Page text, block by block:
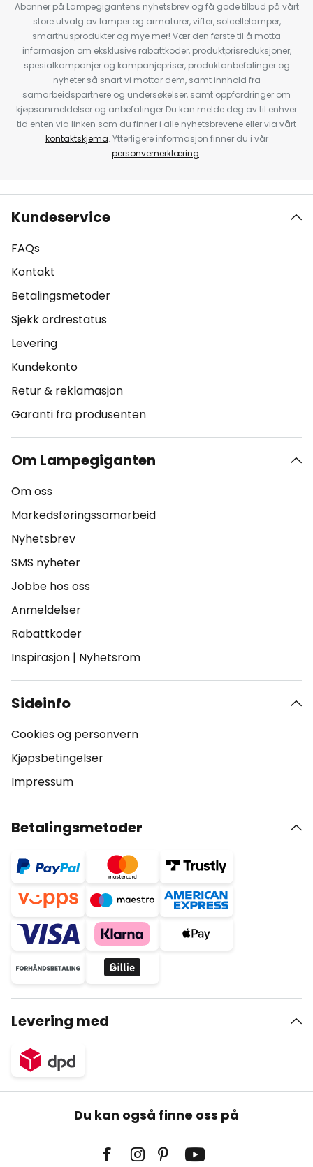
Abonner på Lampegigantens nyhetsbrev og få gode tilbud på vårt
store utvalg av lamper og armaturer, vifter, solcellelamper,
smarthusprodukter og mye mer! Vær den første til å motta
informasjon om eksklusive rabattkoder, produktprisreduksjoner,
spesialkampanjer og kampanjepriser, produktanbefalinger og
nyheter så snart vi mottar dem, samt innhold fra
samarbeidspartnere og undersøkelser, samt oppfordringer om
kjøpsanmeldelser og anbefalinger.Du kan melde deg av til enhver
tid enten via linken som du finner i alle nyhetsbrevene eller via vårt
kontaktskjema. Ytterligere informasjon finner du i vår
personvernerklæring.
Kundeservice
FAQs
Kontakt
Betalingsmetoder
Sjekk ordrestatus
Levering
Kundekonto
Retur & reklamasjon
Garanti fra produsenten
Om Lampegiganten
Om oss
Markedsføringssamarbeid
Nyhetsbrev
SMS nyheter
Jobbe hos oss
Anmeldelser
Rabattkoder
Inspirasjon | Nyhetsrom
Sideinfo
Cookies og personvern
Kjøpsbetingelser
Impressum
Betalingsmetoder
Levering med
Du kan også finne oss på